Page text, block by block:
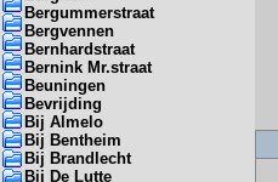
Bergummerstraat
Bergvennen
Bernhardstraat
Bernink Mr.straat
Beuningen
Bevrijding
Bij Almelo
Bij Bentheim
Bij Brandlecht
Bij De Lutte